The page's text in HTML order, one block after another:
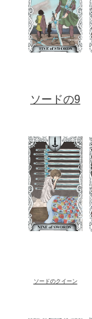
ソードの9
ソードのクイーン